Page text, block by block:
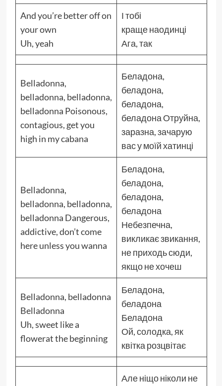
And you’re better off on
your own
Uh, yeah
І тобі
краще наодинці
Ага, так
Belladonna,
belladonna, belladonna,
belladonna Poisonous,
contagious, get you
high in my cabana
Беладона,
беладона,
беладона,
беладона Отруйна,
заразна, зачарую
вас у моїй хатинці
Belladonna,
belladonna, belladonna,
belladonna Dangerous,
addictive, don’t come
here unless you wanna
Беладона,
беладона,
беладона,
беладона
Небезпечна,
викликає звикання,
не приходь сюди,
якщо не хочеш
Belladonna, belladonna
Belladonna
Uh, sweet like a
flowerat the beginning
Беладона,
беладона
Беладона
Ой, солодка, як
квітка розцвітає
Але ніщо ніколи не